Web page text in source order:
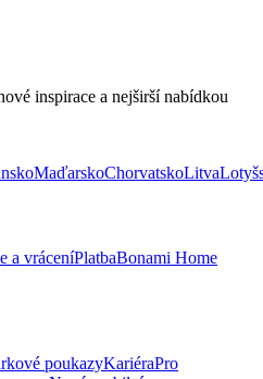
inspirace a nejširší nabídkou
MaďarskoChorvatskoLitva
a vráceníPlatbaBonami Home
poukazyKariéraPro